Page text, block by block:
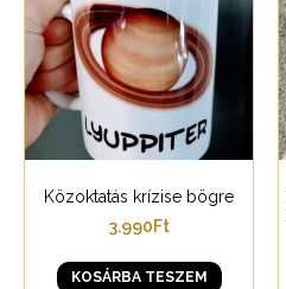
Közoktatás krízise bögre
3.990Ft
KOSÁRBA TESZEM